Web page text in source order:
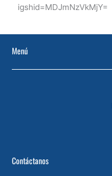
igshid=MDJmNzVkMjY=
Menú
Contáctanos